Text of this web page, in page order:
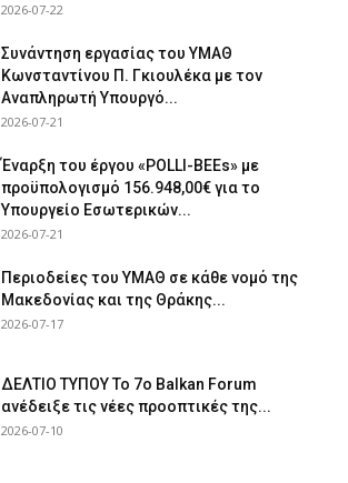
2026-07-22
Συνάντηση εργασίας του ΥΜΑΘ
Κωνσταντίνου Π. Γκιουλέκα με τον
Αναπληρωτή Υπουργό...
2026-07-21
Έναρξη του έργου «POLLI-BEEs» με
προϋπολογισμό 156.948,00€ για το
Υπουργείο Εσωτερικών...
2026-07-21
Περιοδείες του ΥΜΑΘ σε κάθε νομό της
Μακεδονίας και της Θράκης...
2026-07-17
ΔΕΛΤΙΟ ΤΥΠΟΥ Το 7ο Balkan Forum
ανέδειξε τις νέες προοπτικές της...
2026-07-10